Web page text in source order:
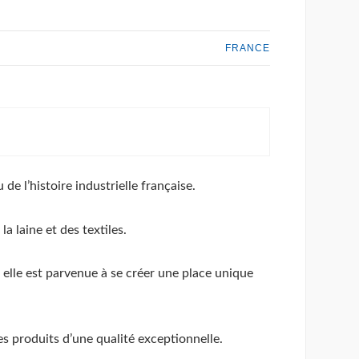
FRANCE
de l’histoire industrielle française.
laine et des textiles.
est parvenue à se créer une place unique
produits d’une qualité exceptionnelle.